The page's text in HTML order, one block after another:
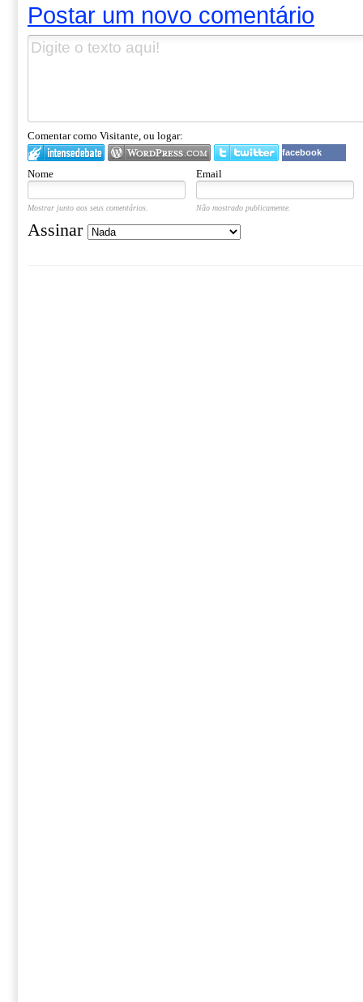
Postar um novo comentário
Comentar como Visitante, ou logar:
facebook
Nome Email
Mostrar junto aos seus comentários. Não mostrado publicamente.
Assinar